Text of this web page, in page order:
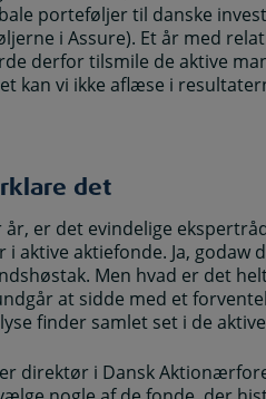
porteføljer til danske
i Assure). Et år med
derfor tilsmile de aktive
kan vi ikke aflæse i
det
er det evindelige
aktive aktiefonde. Ja, godaw
Men hvad er det
at sidde med et
finder samlet set i de
direktør i Dansk